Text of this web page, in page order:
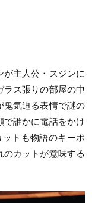
主人公・スジンに
ス張りの部屋の中
鬼気迫る表情で謎の
で誰かに電話をかけ
トも物語のキーポ
カットが意味する